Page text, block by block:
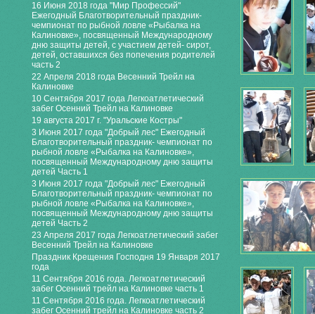
16 Июня 2018 года "Мир Профессий"
Ежегодный Благотворительный праздник-
чемпионат по рыбной ловле «Рыбалка на
Калиновке», посвященный Международному
дню защиты детей, с участием детей- сирот,
детей, оставшихся без попечения родителей
часть 2
22 Апреля 2018 года Весенний Трейл на
Калиновке
10 Сентября 2017 года Легкоатлетический
забег Осенний Трейл на Калиновке
19 августа 2017 г. "Уральские Костры"
3 Июня 2017 года "Добрый лес" Ежегодный
Благотворительный праздник- чемпионат по
рыбной ловле «Рыбалка на Калиновке»,
посвященный Международному дню защиты
детей Часть 1
3 Июня 2017 года "Добрый лес" Ежегодный
Благотворительный праздник- чемпионат по
рыбной ловле «Рыбалка на Калиновке»,
посвященный Международному дню защиты
детей Часть 2
23 Апреля 2017 года Легкоатлетический забег
Весенний Трейл на Калиновке
Праздник Крещения Господня 19 Января 2017
года
11 Сентября 2016 года. Легкоатлетический
забег Осенний трейл на Калиновке часть 1
11 Сентября 2016 года. Легкоатлетический
забег Осенний трейл на Калиновке часть 2